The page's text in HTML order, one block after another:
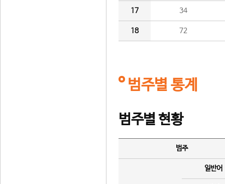
17 34
18 72
범주별 통계
범주별 현황
범주
일반어